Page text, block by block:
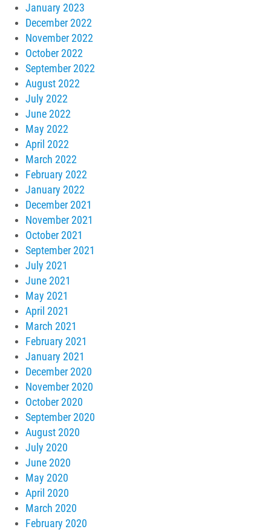
January 2023
December 2022
November 2022
October 2022
September 2022
August 2022
July 2022
June 2022
May 2022
April 2022
March 2022
February 2022
January 2022
December 2021
November 2021
October 2021
September 2021
July 2021
June 2021
May 2021
April 2021
March 2021
February 2021
January 2021
December 2020
November 2020
October 2020
September 2020
August 2020
July 2020
June 2020
May 2020
April 2020
March 2020
February 2020